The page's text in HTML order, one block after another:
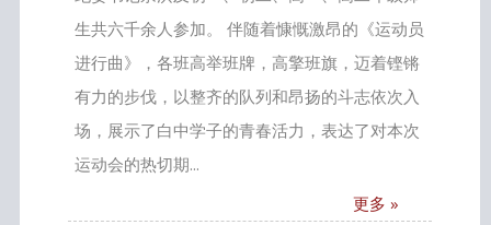
生共六千余人参加。 伴随着慷慨激昂的《运动员
进行曲》，各班高举班牌，高擎班旗，迈着铿锵
有力的步伐，以整齐的队列和昂扬的斗志依次入
场，展示了白中学子的青春活力，表达了对本次
运动会的热切期...
更多 »